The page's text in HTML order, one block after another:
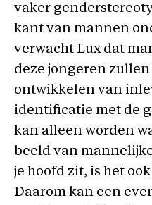
vaker
kant van mannen
verwacht Lux dat
deze jongeren
ontwikkelen van
identificatie met de
kan alleen worden
beeld van
je hoofd zit, is het
Daarom kan een